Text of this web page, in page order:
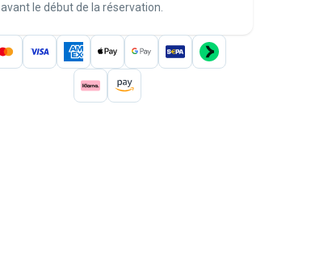
Garantie Pawshake.
avant le début de la réservation.